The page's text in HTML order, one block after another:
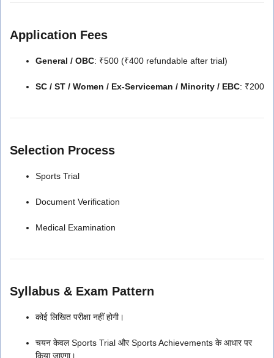
Application Fees
General / OBC: ₹500 (₹400 refundable after trial)
SC / ST / Women / Ex-Serviceman / Minority / EBC: ₹200
Selection Process
Sports Trial
Document Verification
Medical Examination
Syllabus & Exam Pattern
कोई लिखित परीक्षा नहीं होगी।
चयन केवल Sports Trial और Sports Achievements के आधार पर
किया जाएगा।